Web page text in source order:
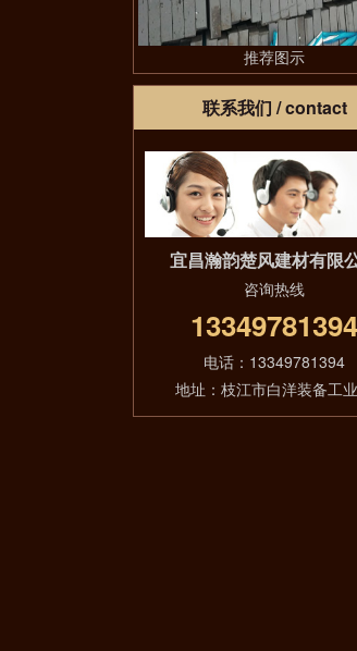
推荐图示
联系我们 / contact
宜昌瀚韵楚风建材有限
咨询热线
13349781394
电话：13349781394
地址：枝江市白洋装备工